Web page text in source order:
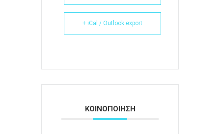
+ iCal / Outlook export
ΚΟΙΝΟΠΟΙΗΣΗ